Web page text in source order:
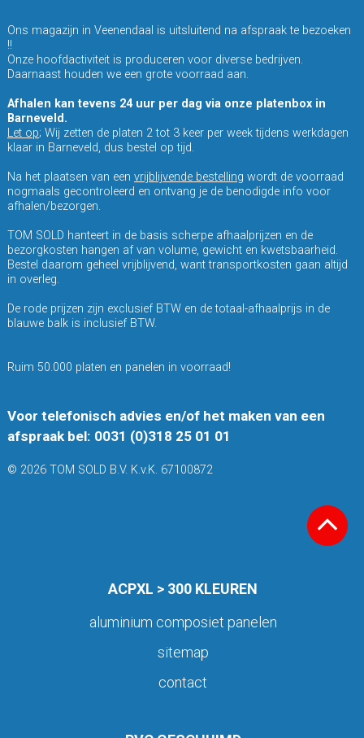
Ons magazijn in Veenendaal is uitsluitend na afspraak te bezoeken
!!
Onze hoofdactiviteit is produceren voor diverse bedrijven.
Daarnaast houden we een grote voorraad aan.
Afhalen kan tevens 24 uur per dag via onze platenbox in
Barneveld.
Let op; Wij zetten de platen 2 tot 3 keer per week tijdens werkdagen
klaar in Barneveld, dus bestel op tijd.
Na het plaatsen van een vrijblijvende bestelling wordt de voorraad
nogmaals gecontroleerd en ontvang je de benodigde info voor
afhalen/bezorgen.
TOM SOLD hanteert in de basis scherpe afhaalprijzen en de
bezorgkosten hangen af van volume, gewicht en kwetsbaarheid.
Bestel daarom geheel vrijblijvend, want transportkosten gaan altijd
in overleg.
De rode prijzen zijn exclusief BTW en de totaal-afhaalprijs in de
blauwe balk is inclusief BTW.
Ruim 50.000 platen en panelen in voorraad!
Voor telefonisch advies en/of het maken van een
afspraak bel: 0031 (0)318 25 01 01
© 2026 TOM SOLD B.V. K.v.K. 67100872
ACPXL > 300 KLEUREN
aluminium composiet panelen
sitemap
contact